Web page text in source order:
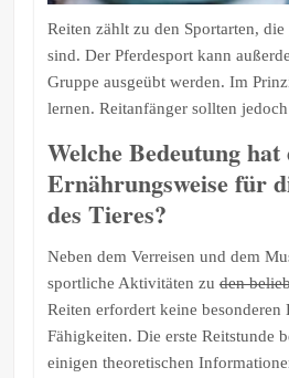
Reiten zählt zu den Sportarten,
sind. Der Pferdesport kann
Gruppe ausgeübt werden. Im
lernen. Reitanfänger sollten
Welche Bedeutung hat
Ernährungsweise für
des Tieres?
Neben dem Verreisen und dem
sportliche Aktivitäten zuden
Reiten erfordert keine besonderen
Fähigkeiten. Die erste Reitstunde
einigen theoretischen